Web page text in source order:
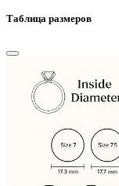
Таблица размеров